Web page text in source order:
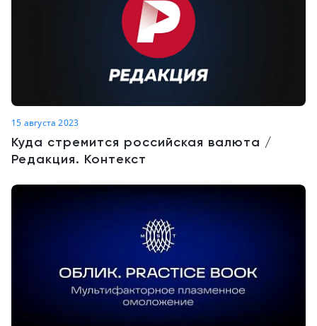
15 августа 2023
Куда стремится российская валюта /
Редакция. Контекст